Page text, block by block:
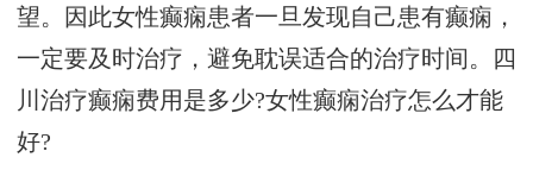
望。因此女性癫痫患者一旦发现自己患有癫痫，
一定要及时治疗，避免耽误适合的治疗时间。四
川治疗癫痫费用是多少?女性癫痫治疗怎么才能
好?